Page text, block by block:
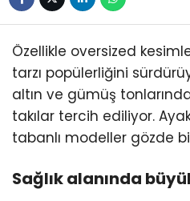
Özellikle oversized
tarzı popülerliğini
altın ve gümüş
takılar tercih ediliyor.
tabanlı modeller gözde
Sağlık alanında